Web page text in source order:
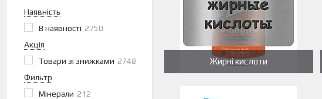
Наявність
В наявності 2750
Акція
Товари зі знижками 2748
Фильтр
Мінерали 212
Жирні кислоти